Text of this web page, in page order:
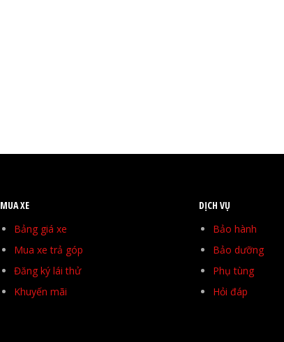
MUA XE
Bảng giá xe
Mua xe trả góp
Đăng ký lái thử
Khuyến mãi
DỊCH VỤ
Bảo hành
Bảo dưỡng
Phụ tùng
Hỏi đáp